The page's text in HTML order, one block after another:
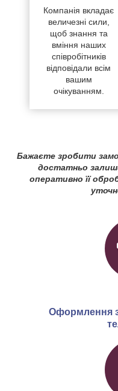
Компанія вкладає
величезні сили,
щоб знання та
вміння наших
співробітників
відповідали всім
вашим
очікуванням.
Бажаєте зробити
достатньо
оперативно її
Оформлення